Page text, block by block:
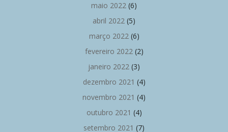
maio 2022 (6)
abril 2022 (5)
março 2022(6)
fevereiro 2022(2)
janeiro 2022 (3)
dezembro 2021 (4)
novembro 2021 (4)
outubro 2021 (4)
setembro 2021 (7)